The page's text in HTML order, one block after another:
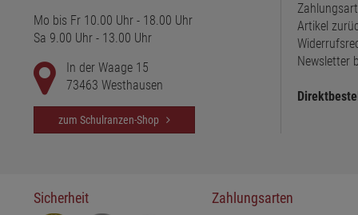
Mo bis Fr 10.00 Uhr - 18.00 Uhr
Sa 9.00 Uhr - 13.00 Uhr
In der Waage 15
73463 Westhausen
zum Schulranzen-Shop
Artikel
Newsletter
Sicherheit Zahlungsarten